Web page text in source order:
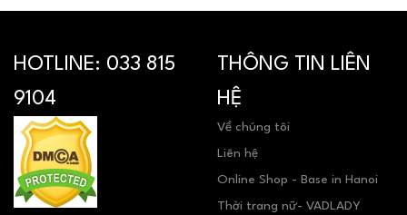
HOTLINE: 033 815
9104
THÔNG TIN LIÊN
HỆ
Về chúng tôi
Liên hệ
Online Shop - Base in Hanoi
Thời trang nữ- VADLADY